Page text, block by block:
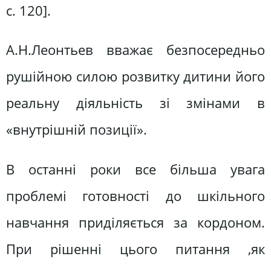
с. 120].
А.Н.Леонтьев вважає безпосередньо
рушійною силою розвитку дитини його
реальну діяльність зі змінами в
«внутрішній позиції».
В останні роки все більша увага
проблемі готовності до шкільного
навчання приділяється за кордоном.
При рішенні цього питання ,як